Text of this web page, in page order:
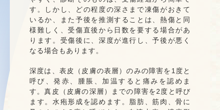
す。しかし、どの程度の深さまで凍傷がおきて
いるか、また予後を推測することは、熱傷と同
様難しく、受傷直後から日数を要する場合があ
ります。受傷後に、深度が進行し、予後が悪く
なる場合もあります。
深度は、表皮（皮膚の表層）のみの障害を1度と
呼び、発赤、腫脹、加温すると痛みを認めま
す。真皮（皮膚の深層）までの障害を2度と呼び
ます。水疱形成を認めます。脂肪、筋肉、骨に